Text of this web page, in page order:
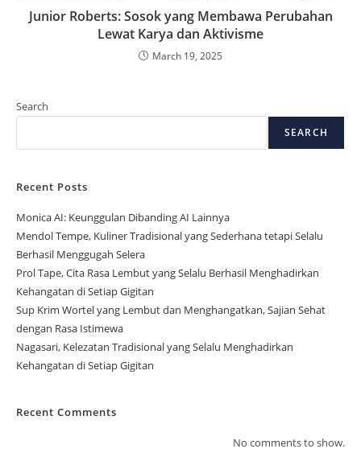
Junior Roberts: Sosok yang Membawa Perubahan
Lewat Karya dan Aktivisme
March 19, 2025
Search
SEARCH
Recent Posts
Monica AI: Keunggulan Dibanding AI Lainnya
Mendol Tempe, Kuliner Tradisional yang Sederhana tetapi Selalu
Berhasil Menggugah Selera
Prol Tape, Cita Rasa Lembut yang Selalu Berhasil Menghadirkan
Kehangatan di Setiap Gigitan
Sup Krim Wortel yang Lembut dan Menghangatkan, Sajian Sehat
dengan Rasa Istimewa
Nagasari, Kelezatan Tradisional yang Selalu Menghadirkan
Kehangatan di Setiap Gigitan
Recent Comments
No comments to show.